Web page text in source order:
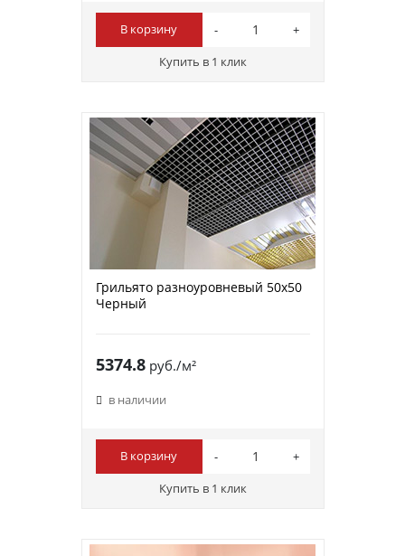
В корзину
Купить в 1 клик
Грильято разноуровневый 50х50
Черный
5374.8руб./м²
в наличии
В корзину
Купить в 1 клик